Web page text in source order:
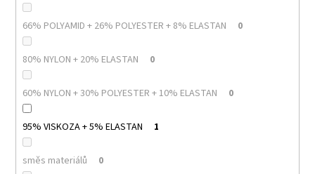
66% POLYAMID + 26% POLYESTER + 8% ELASTAN 0
80% NYLON + 20% ELASTAN 0
60% NYLON + 30% POLYESTER + 10% ELASTAN 0
95% VISKOZA + 5% ELASTAN 1
směs materiálů 0